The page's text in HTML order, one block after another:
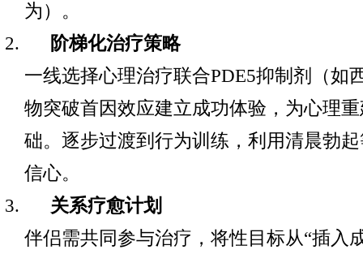
为）。
阶梯化治疗策略
一线选择心理治疗联合PDE5抑制剂（如
物突破首因效应建立成功体验，为心理
础。逐步过渡到行为训练，利用清晨勃
信心。
关系疗愈计划
伴侣需共同参与治疗，将性目标从“插入